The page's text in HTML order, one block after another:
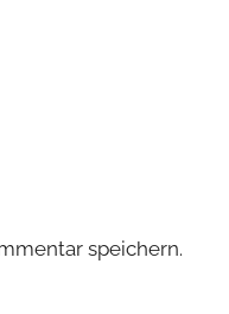
speichern.